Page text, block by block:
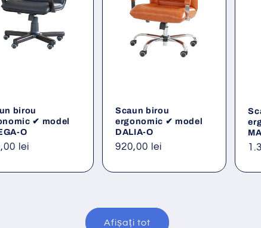
birou
✔ model
O
lei
Scaun birou
ergonomic ✔ model
DALIA-O
Preț
920,00 lei
Afișați tot